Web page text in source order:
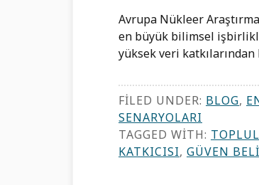
Avrupa Nükleer
en büyük bilimsel
yüksek veri
FILED UNDER: BLOG,
SENARYOLARI
TAGGED WITH:
KATKICISI, GÜVEN